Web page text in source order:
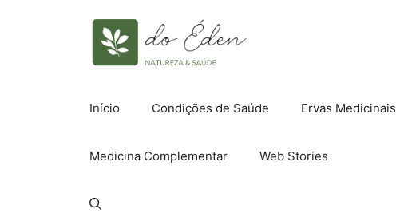
Início Condições de Saúde Ervas Medicinais
Medicina Complementar Web Stories